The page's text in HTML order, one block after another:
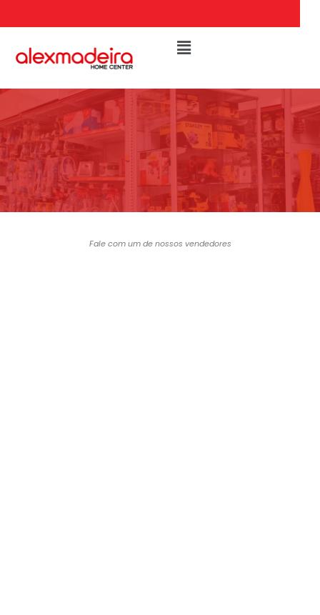
Fale com um de nossos vendedores